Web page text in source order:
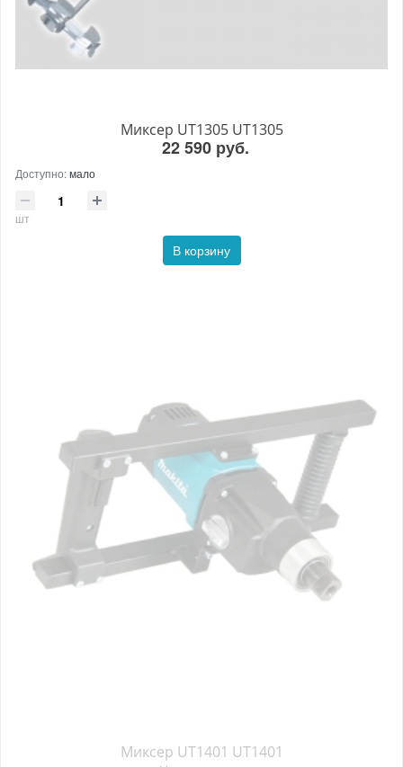
Миксер UT1305 UT1305
22 590 руб.
Доступно:мало
шт
В корзину
Миксер UT1401 UT1401